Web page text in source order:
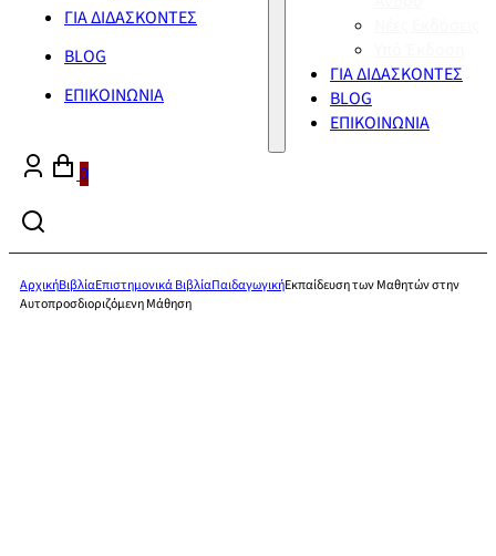
ΓΙΑ ΔΙΔΑΣΚΟΝΤΕΣ
BLOG
ΕΠΙΚΟΙΝΩΝΙΑ
ΓΙΑ ΔΙΔΑΣΚΟΝΤΕΣ
BLOG
ΕΠΙΚΟΙΝΩΝΙΑ
0
ΑρχικήΒιβλίαΕπιστημονικά ΒιβλίαΠαιδαγωγικήΕκπαίδευση των Μαθητών στην
Αυτοπροσδιοριζόμενη Μάθηση